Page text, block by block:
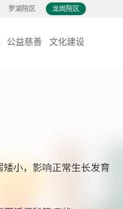
罗湖院区 龙岗院区
公益慈善 文化建设